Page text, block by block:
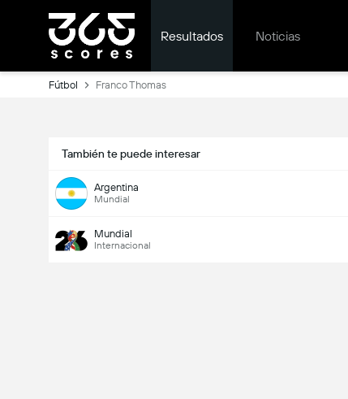
Resultados Noticias
Fútbol Franco Thomas
También te puede interesar
Argentina
Mundial
Mundial
Internacional